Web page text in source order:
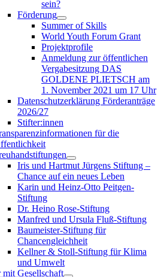
sein?
Förderung
Summer of Skills
World Youth Forum Grant
Projektprofile
Anmeldung zur öffentlichen
Vergabesitzung DAS
GOLDENE PLIETSCH am
1. November 2021 um 17 Uhr
Datenschutzerklärung Förderanträge
2026/27
Stifter:innen
für die
Iris und Hartmut Jürgens Stiftung –
Chance auf ein neues Leben
Karin und Heinz-Otto Peitgen-
Stiftung
Dr. Heino Rose-Stiftung
Manfred und Ursula Fluß-Stiftung
Baumeister-Stiftung für
Chancengleichheit
Kellner & Stoll-Stiftung für Klima
und Umwelt
mit Gesellschaft